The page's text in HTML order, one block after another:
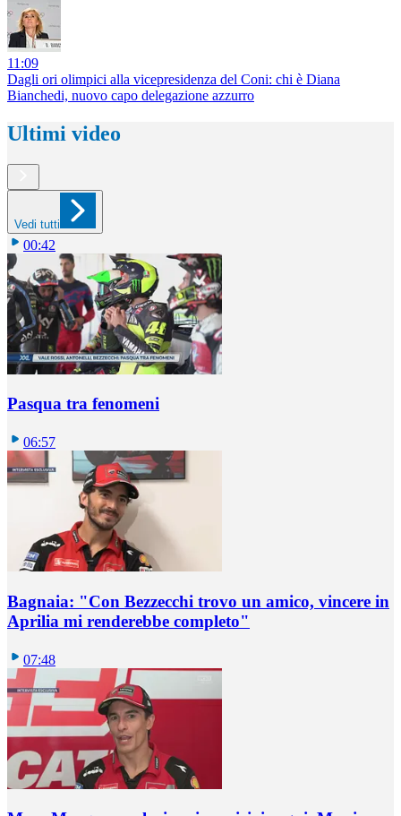
11:09
Dagli ori olimpici alla vicepresidenza del Coni: chi è Diana
Bianchedi, nuovo capo delegazione azzurro
Ultimi video
Vedi tutti
00:42
Pasqua tra fenomeni
06:57
Bagnaia: "Con Bezzecchi trovo un amico, vincere in
Aprilia mi renderebbe completo"
07:48